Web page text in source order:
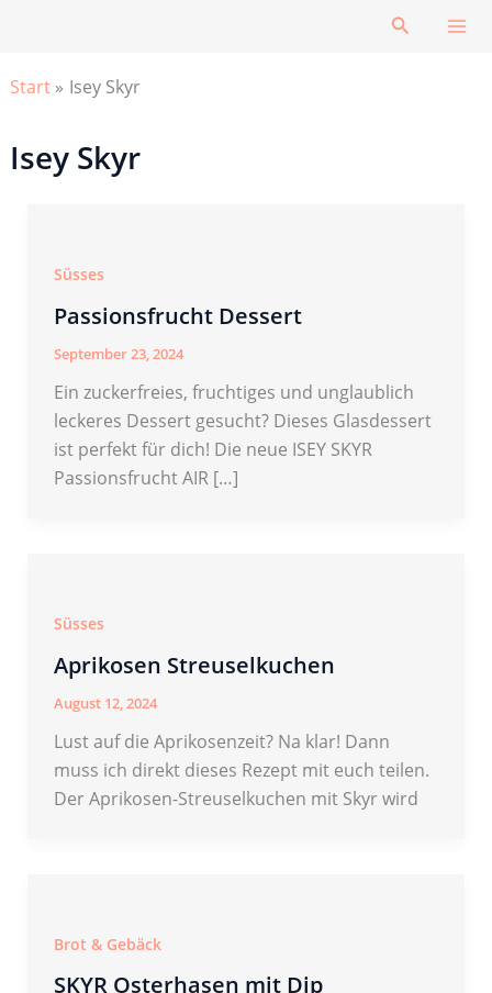
Suchen
Start Isey Skyr
Isey Skyr
Süsses
Passionsfrucht Dessert
September 23, 2024
Ein zuckerfreies, fruchtiges und unglaublich
leckeres Dessert gesucht? Dieses Glasdessert
ist perfekt für dich! Die neue ISEY SKYR
Passionsfrucht AIR […]
Süsses
Aprikosen Streuselkuchen
August 12, 2024
Lust auf die Aprikosenzeit? Na klar! Dann
muss ich direkt dieses Rezept mit euch teilen.
Der Aprikosen-Streuselkuchen mit Skyr wird
Brot & Gebäck
SKYR Osterhasen mit Dip